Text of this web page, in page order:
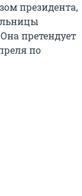
президента,
претендует
по